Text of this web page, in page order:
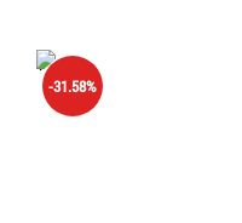
'.'
-31.58%